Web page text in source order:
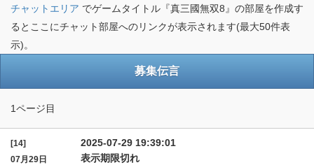
チャットエリア でゲームタイトル『真三國無双8』の部屋を作成す
るとここにチャット部屋へのリンクが表示されます(最大50件表
示)。
募集伝言
1ページ目
[14]
07月29日
2025-07-29 19:39:01
表示期限切れ